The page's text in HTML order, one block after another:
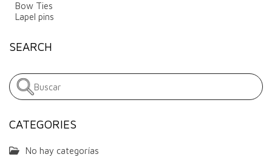
Bow Ties
Lapel pins
SEARCH
CATEGORIES
No hay categorías